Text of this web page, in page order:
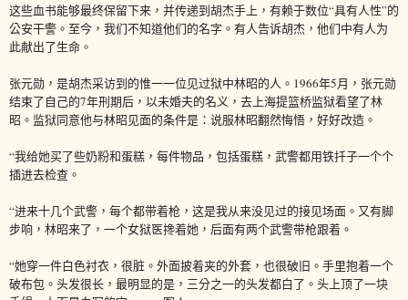
这些血书能够最终保留下来，并传递到胡杰手上，有赖于数位“具有人性”的
公安干警。至今，我们不知道他们的名字。有人告诉胡杰，他们中有人为
此献出了生命。
张元勋，是胡杰采访到的惟一一位见过狱中林昭的人。1966年5月，张元勋
结束了自己的7年刑期后，以未婚夫的名义，去上海提篮桥监狱看望了林
昭。监狱同意他与林昭见面的条件是：说服林昭翻然悔悟，好好改造。
“我给她买了些奶粉和蛋糕，每件物品，包括蛋糕，武警都用铁扦子一个个
插进去检查。
“进来十几个武警，每个都带着枪，这是我从来没见过的接见场面。又有脚
步响，林昭来了，一个女狱医搀着她，后面有两个武警带枪跟着。
“她穿一件白色衬衣，很脏。外面披着夹的外套，也很破旧。手里抱着一个
破布包。头发很长，最明显的是，三分之一的头发都白了。头上顶了一块